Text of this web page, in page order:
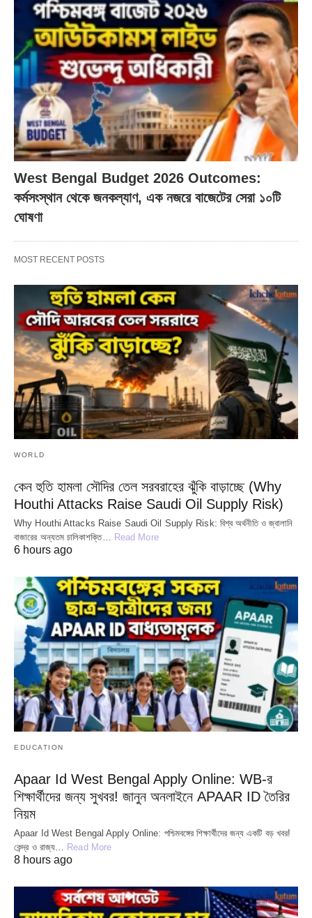
West Bengal Budget 2026 Outcomes:
কর্মসংস্থান থেকে জনকল্যাণ, এক নজরে বাজেটের সেরা ১০টি
ঘোষণা
MOST RECENT POSTS
WORLD
কেন হুতি হামলা সৌদির তেল সরবরাহের ঝুঁকি বাড়াচ্ছে (Why
Houthi Attacks Raise Saudi Oil Supply Risk)
Why Houthi Attacks Raise Saudi Oil Supply Risk: বিশ্ব অর্থনীতি ও জ্বালানি
বাজারের অন্যতম চালিকাশক্তি… Read More
6 hours ago
EDUCATION
Apaar Id West Bengal Apply Online: WB-র
শিক্ষার্থীদের জন্য সুখবর! জানুন অনলাইনে APAAR ID তৈরির
নিয়ম
Apaar Id West Bengal Apply Online: পশ্চিমবঙ্গের শিক্ষার্থীদের জন্য একটি বড় খবর!
কেন্দ্র ও রাজ্য…
Read More
8 hours ago